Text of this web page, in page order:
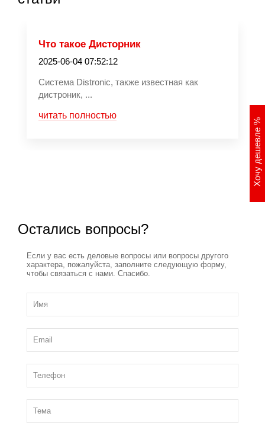
Хочу дешевле
%
Что такое Дисторник
2025-06-04 07:52:12
Система Distronic, также известная как
дистроник, ...
читать полностью
Остались вопросы?
Если у вас есть деловые вопросы или вопросы другого
характера, пожалуйста, заполните следующую форму,
чтобы связаться с нами. Спасибо.